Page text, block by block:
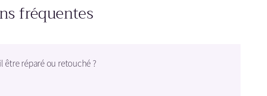
fréquentes
réparé ou retouché ?